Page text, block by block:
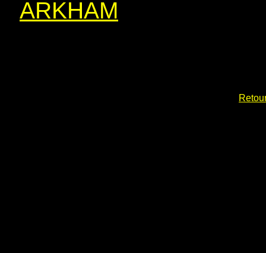
ARKHAM